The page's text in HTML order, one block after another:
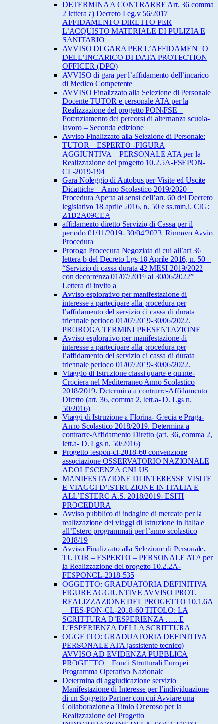
DETERMINA A CONTRARRE Art. 36 comma
2 lettera a) Decreto Leg.v 56/2017
AFFIDAMENTO DIRETTO PER
L’ACQUISTO MATERIALE DI PULIZIA E
SANITARIO
AVVISO DI GARA PER L’AFFIDAMENTO
DELL’INCARICO DI DATA PROTECTION
OFFICER (DPO)
AVVISO di gara per l’affidamento dell’incarico
di Medico Competente
AVVISO Finalizzato alla Selezione di Personale
Docente TUTOR e personale ATA per la
Realizzazione del progetto PON/FSE –
Potenziamento dei percorsi di alternanza scuola-
lavoro – Seconda edizione
Avviso Finalizzato alla Selezione di Personale:
TUTOR – ESPERTO -FIGURA
AGGIUNTIVA – PERSONALE ATA per la
Realizzazione del progetto 10.2.5A-FSEPON-
CL-2019-194
Gara Noleggio di Autobus per Visite ed Uscite
Didattiche – Anno Scolastico 2019/2020 –
Procedura Aperta ai sensi dell’art. 60 del Decreto
legislativo 18 aprile 2016, n. 50 e ss.mm.i. CIG:
Z1D2A09CEA
affidamento diretto Servizio di Cassa per il
periodo 01/11/2019- 30/04/2023. Rinnovo Avvio
Procedura
Proroga Procedura Negoziata di cui all’art 36
lettera b del Decreto Lgs 18 Aprile 2016, n. 50 –
“Servizio di cassa durata 42 MESI 2019/2022
con decorrenza 01/07/2019 al 30/06/2022”
Lettera di invito a
Avviso esplorativo per manifestazione di
interesse a partecipare alla procedura per
l’affidamento del servizio di cassa di durata
triennale periodo 01/07/2019-30/06/2022.
PROROGA TERMINI PRESENTAZIONE
Avviso esplorativo per manifestazione di
interesse a partecipare alla procedura per
l’affidamento del servizio di cassa di durata
triennale periodo 01/07/2019-30/06/2022.
Viaggio di Istruzione classi quarte e quinte-
Crociera nel Mediterraneo Anno Scolastico
2018/2019. Determina a contrarre-Affidamento
Diretto (art. 36, comma 2, lett.a- D. Lgs n.
50/2016)
Viaggi di Istruzione a Florina- Grecia e Praga-
Anno Scolastico 2018/2019. Determina a
contrarre-Affidamento Diretto (art. 36, comma 2,
lett.a- D. Lgs n. 50/2016)
Progetto fespon-cl-2018-60 convenzione
associazione OSSERVATORIO NAZIONALE
ADOLESCENZA ONLUS
MANIFESTAZIONE DI INTERESSE VISITE
E VIAGGI D’ISTRUZIONE IN ITALIA E
ALL’ESTERO A.S. 2018/2019- ESITI
PROCEDURA
Avviso pubblico di indagine di mercato per la
realizzazione dei viaggi di Istruzione in Italia e
all’Estero programmati per l’anno scolastico
2018/19
Avviso Finalizzato alla Selezione di Personale:
TUTOR – ESPERTO – PERSONALE ATA per
la Realizzazione del progetto 10.2.2A-
FESPONCL-2018-535
OGGETTO: GRADUATORIA DEFINITIVA
FIGURE AGGIUNTIVE AVVISO PROT.
REALIZZAZIONE DEL PROGETTO 10.1.6A
—FES-PON-CL-2018-60 TITOLO: LA
SCRITTURA D’ESPERIENZA ….. E
L’ESPERIENZA DELLA SCRITTURA
OGGETTO: GRADUATORIA DEFINITIVA
PERSONALE ATA (assistente tecnico)
AVVISO AD EVIDENZA PUBBLICA
PROGETTO – Fondi Strutturali Europei –
Programma Operativo Nazionale
Determina di aggiudicazione servizio
Manifestazione di Interesse per l’individuazione
di un Soggetto Partner con cui Avviare una
Collaborazione a Titolo Oneroso per la
Realizzazione del Progetto